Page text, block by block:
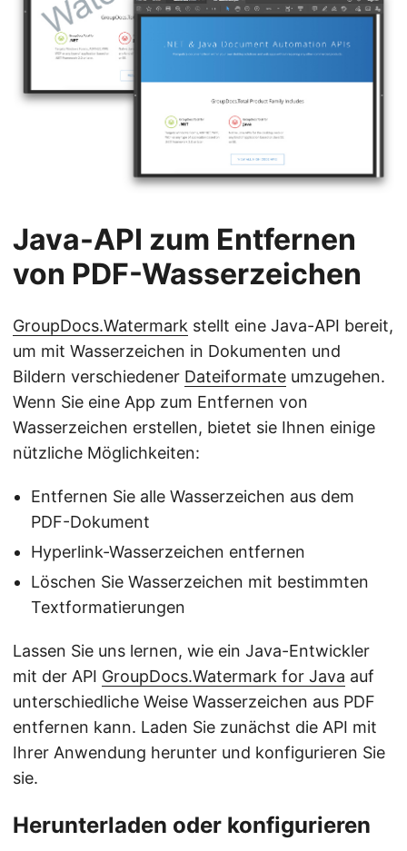
Java-API zum Entfernen
von PDF-Wasserzeichen
GroupDocs.Watermark stellt eine Java-API bereit,
um mit Wasserzeichen in Dokumenten und
Bildern verschiedener Dateiformate umzugehen.
Wenn Sie eine App zum Entfernen von
Wasserzeichen erstellen, bietet sie Ihnen einige
nützliche Möglichkeiten:
Entfernen Sie alle Wasserzeichen aus dem
PDF-Dokument
Hyperlink-Wasserzeichen entfernen
Löschen Sie Wasserzeichen mit bestimmten
Textformatierungen
Lassen Sie uns lernen, wie ein Java-Entwickler
mit der API GroupDocs.Watermark for Java auf
unterschiedliche Weise Wasserzeichen aus PDF
entfernen kann. Laden Sie zunächst die API mit
Ihrer Anwendung herunter und konfigurieren Sie
sie.
Herunterladen oder konfigurieren